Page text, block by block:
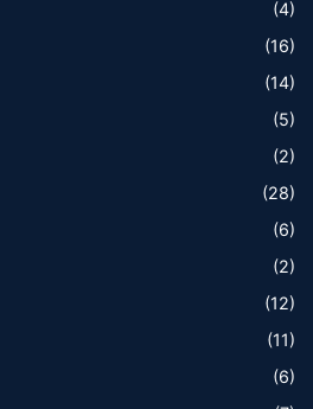
(4)
(16)
(14)
(5)
(2)
(28)
(6)
(2)
(12)
(11)
(6)